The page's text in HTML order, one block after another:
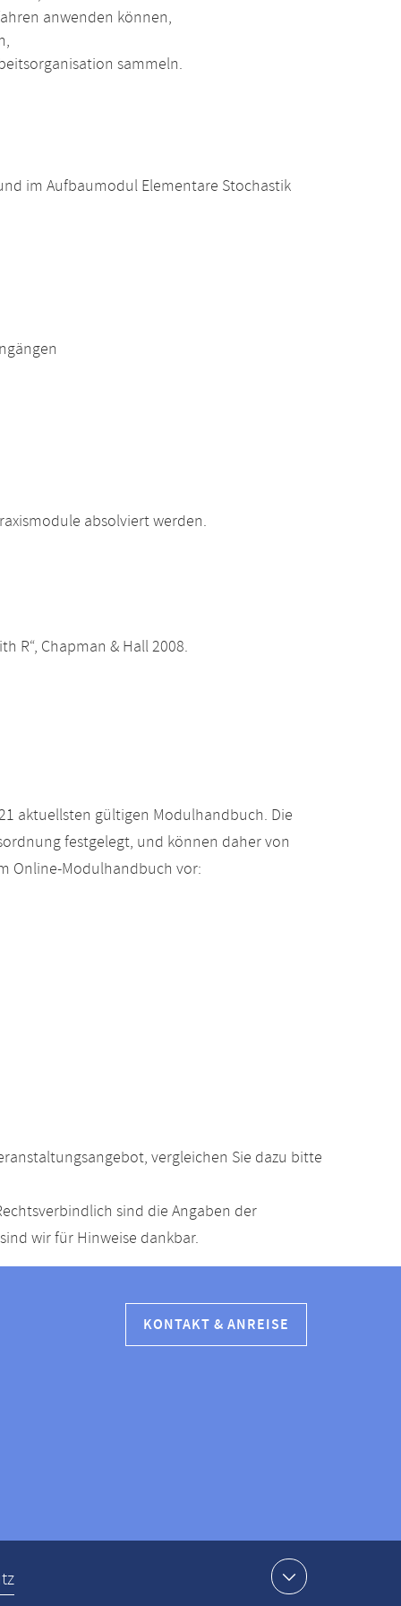
anwenden können,
sammeln.
im Aufbaumodul Elementare Stochastik
absolviert werden.
R“, Chapman & Hall 2008.
aktuellsten gültigen Modulhandbuch. Die
festgelegt, und können daher von
Online-Modulhandbuch vor:
vergleichen Sie dazu bitte
sind die Angaben der
wir für Hinweise dankbar.
KONTAKT & ANREISE